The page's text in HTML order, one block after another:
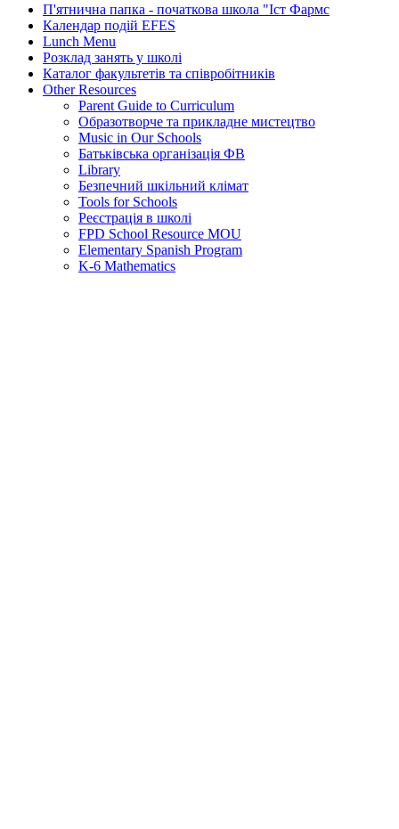
П'ятнична папка - початкова школа "Іст Фармс
Календар подій EFES
Lunch Menu
Розклад занять у школі
Каталог факультетів та співробітників
Other Resources
Parent Guide to Curriculum
Образотворче та прикладне мистецтво
Music in Our Schools
Батьківська організація ФВ
Library
Безпечний шкільний клімат
Tools for Schools
Реєстрація в школі
FPD School Resource MOU
Elementary Spanish Program
K-6 Mathematics